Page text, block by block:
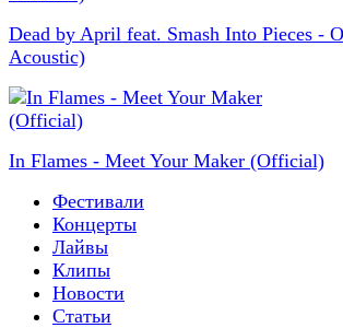
Dead by April feat. Smash Into Pieces -
Acoustic)
In Flames - Meet Your Maker (Official)
Фестивали
Концерты
Лайвы
Клипы
Новости
Статьи